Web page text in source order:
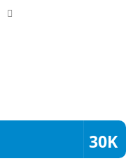
30K